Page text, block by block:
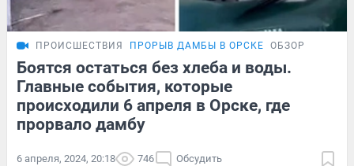
ПРОИСШЕСТВИЯ ПРОРЫВ ДАМБЫ В ОРСКЕ ОБЗОР
Боятся остаться без хлеба и воды.
Главные события, которые
происходили 6 апреля в Орске, где
прорвало дамбу
6 апреля, 2024, 20:18 746 Обсудить